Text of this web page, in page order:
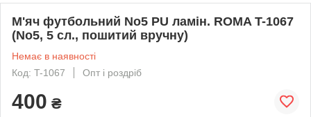
М'яч футбольний No5 PU ламін. ROMA T-1067
(No5, 5 сл., пошитий вручну)
Немає в наявності
Код: T-1067
Опт і роздріб
400 ₴